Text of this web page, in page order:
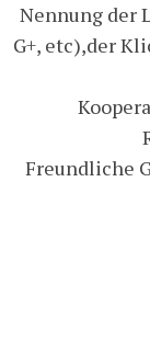
Nennung der
G+, etc),der
Freundliche